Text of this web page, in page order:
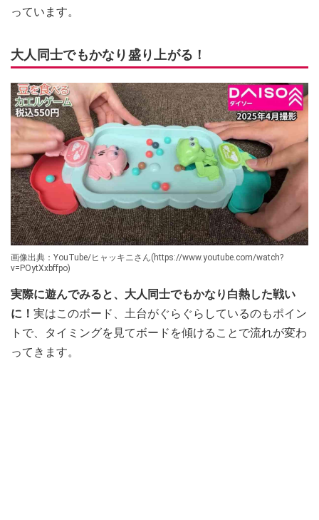
っています。
大人同士でもかなり盛り上がる！
画像出典：YouTube/ヒャッキニさん(https://www.youtube.com/watch?
v=POytXxbffpo)
実際に遊んでみると、大人同士でもかなり白熱した戦い
に！ 実はこのボード、土台がぐらぐらしているのもポイン
トで、タイミングを見てボードを傾けることで流れが変わ
ってきます。